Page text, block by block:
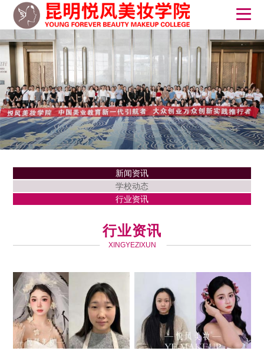
新闻资讯
学校动态
行业资讯
行业资讯
XINGYEZIXUN